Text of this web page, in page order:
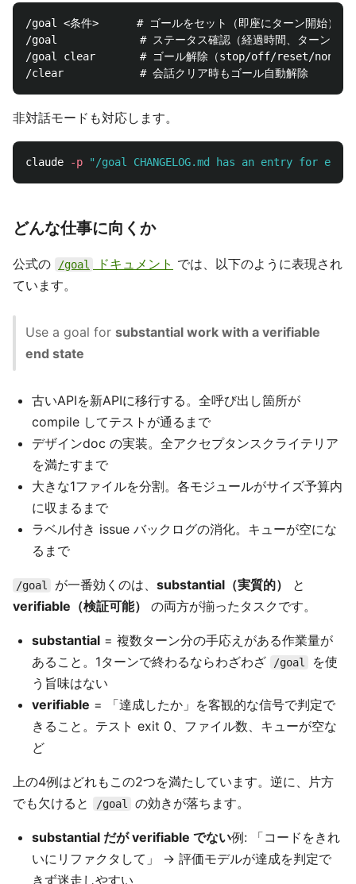
/goal <条件>      # ゴールをセット（即座にターン開始）
/goal             # ステータス確認（経過時間、ターン数、
/goal clear       # ゴール解除（stop/off/reset/none/
非対話モードも対応します。
claude -p "/goal CHANGELOG.md has an entry for
どんな仕事に向くか
公式の /goal ドキュメント では、以下のように表現され
ています。
Use a goal for substantial work with a verifiable
end state
古いAPIを新APIに移行する。全呼び出し箇所が
compile してテストが通るまで
デザインdoc の実装。全アクセプタンスクライテリア
を満たすまで
大きな1ファイルを分割。各モジュールがサイズ予算内
に収まるまで
ラベル付き issue バックログの消化。キューが空にな
るまで
/goal が一番効くのは、 substantial（実質的）
と
verifiable（検証可能）
の両方が揃ったタスクです。
substantial = 複数ターン分の手応えがある作業量が
あること。1ターンで終わるならわざわざ
/goal
を使
う旨味はない
verifiable = 「達成したか」を客観的な信号で判定で
きること。テスト exit 0、ファイル数、キューが空な
ど
上の4例はどれもこの2つを満たしています。逆に、片方
でも欠けると
/goal の効きが落ちます。
substantial だが verifiable でない例: 「コードをきれ
いにリファクタして」 → 評価モデルが達成を判定で
きず迷走しやすい